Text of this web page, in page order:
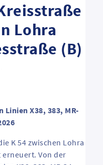
Lohra
(B)
X38, 383, MR-
K 54 zwischen Lohra
Von der